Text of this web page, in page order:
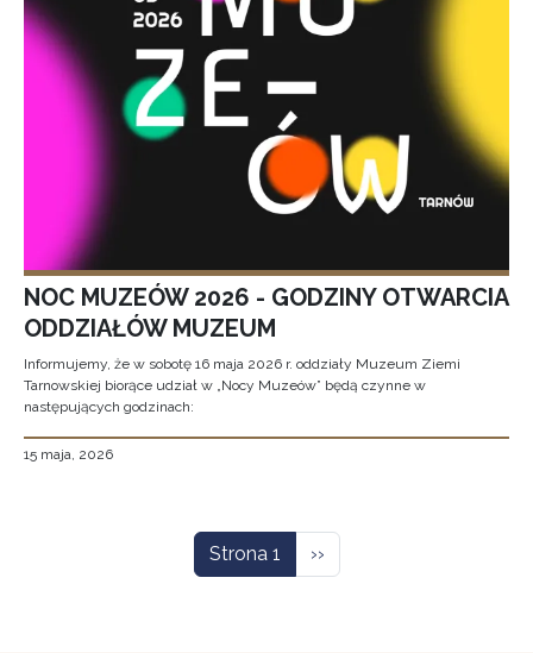
NOC MUZEÓW 2026 - GODZINY OTWARCIA
ODDZIAŁÓW MUZEUM
Informujemy, że w sobotę 16 maja 2026 r. oddziały Muzeum Ziemi
Tarnowskiej biorące udział w „Nocy Muzeów” będą czynne w
następujących godzinach:
15 maja, 2026
Strona 1 Następna strona
››